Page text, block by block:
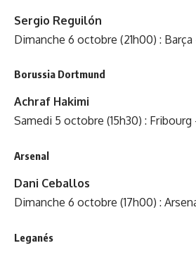
Sergio Reguilón
Dimanche 6 octobre (21h00) : Barça
Borussia Dortmund
Achraf Hakimi
Samedi 5 octobre (15h30) :
Arsenal
Dani Ceballos
Dimanche 6 octobre (17h00) :
Leganés